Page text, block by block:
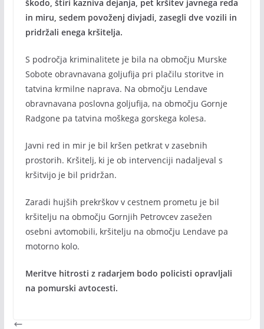
škodo, štiri kazniva dejanja, pet kršitev javnega reda
in miru, sedem povoženj divjadi, zasegli dve vozili in
pridržali enega kršitelja.
S področja kriminalitete je bila na območju Murske
Sobote obravnavana goljufija pri plačilu storitve in
tatvina krmilne naprava. Na območju Lendave
obravnavana poslovna goljufija, na območju Gornje
Radgone pa tatvina moškega gorskega kolesa.
Javni red in mir je bil kršen petkrat v zasebnih
prostorih. Kršitelj, ki je ob intervenciji nadaljeval s
kršitvijo je bil pridržan.
Zaradi hujših prekrškov v cestnem prometu je bil
kršitelju na območju Gornjih Petrovcev zasežen
osebni avtomobili, kršitelju na območju Lendave pa
motorno kolo.
Meritve hitrosti z radarjem bodo policisti opravljali
na pomurski avtocesti.